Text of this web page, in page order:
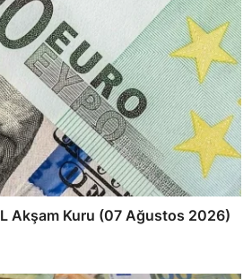
Akşam Kuru (07 Ağustos 2026)